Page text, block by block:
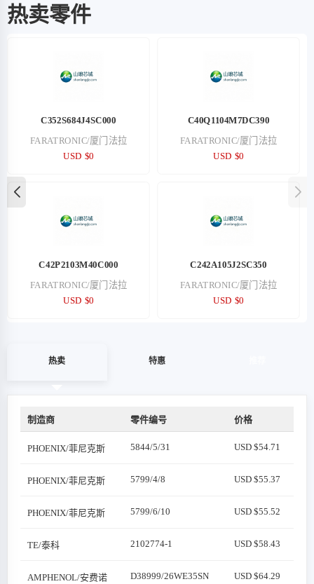
热卖零件
C352S684J4SC000
FARATRONIC/厦门法拉
USD $0
C40Q1104M7DC390
FARATRONIC/厦门法拉
USD $0
C42P2103M40C000
FARATRONIC/厦门法拉
USD $0
C242A105J2SC350
FARATRONIC/厦门法拉
USD $0
热卖 特惠
制造商 零件编号 价格
PHOENIX/菲尼克斯 5844/5/31 USD $54.71
PHOENIX/菲尼克斯 5799/4/8 USD $55.37
PHOENIX/菲尼克斯 5799/6/10 USD $55.52
TE/泰科 2102774-1 USD $58.43
AMPHENOL/安费诺 D38999/26WE35SN USD $64.29